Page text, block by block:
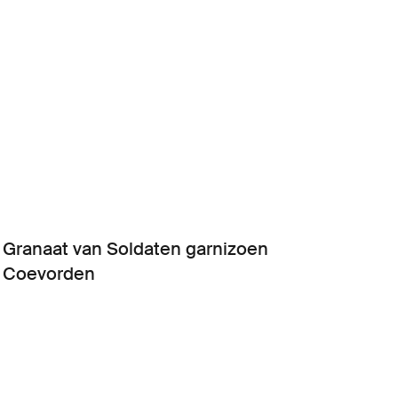
Granaat van Soldaten garnizoen
Coevorden